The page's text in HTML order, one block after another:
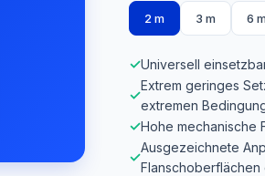
2 m 3 m 6 m
✓Universell
✓
Extrem geringes
extremen
✓Hohe mechanische
✓
Ausgezeichnete